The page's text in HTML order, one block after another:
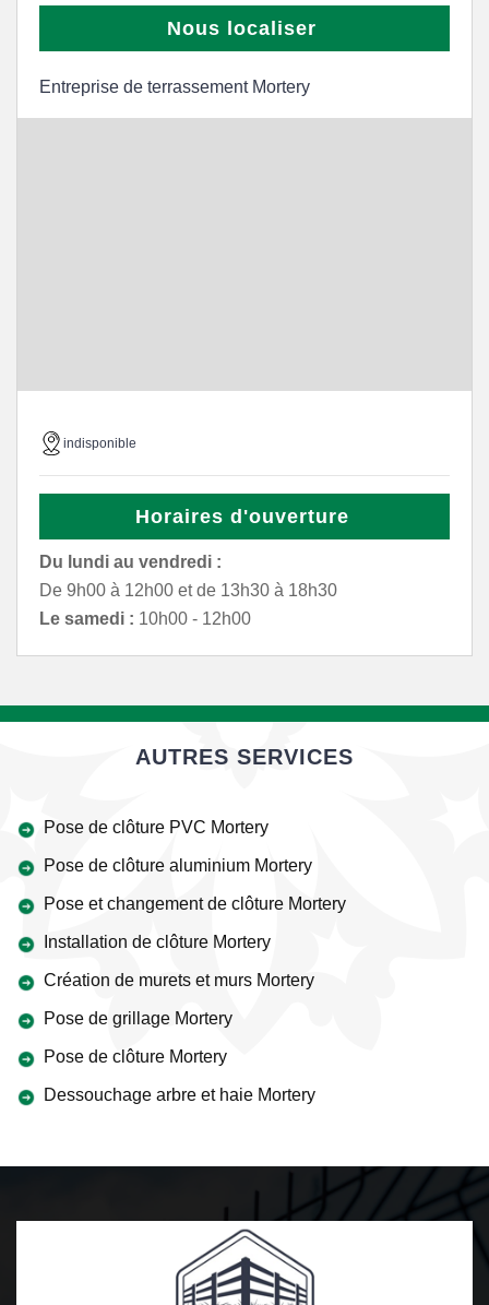
Nous localiser
Entreprise de terrassement Mortery
indisponible
Horaires d'ouverture
Du lundi au vendredi :
De 9h00 à 12h00 et de 13h30 à 18h30
Le samedi : 10h00 - 12h00
AUTRES SERVICES
Pose de clôture PVC Mortery
Pose de clôture aluminium Mortery
Pose et changement de clôture Mortery
Installation de clôture Mortery
Création de murets et murs Mortery
Pose de grillage Mortery
Pose de clôture Mortery
Dessouchage arbre et haie Mortery